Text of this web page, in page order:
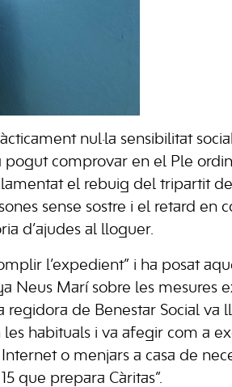
nul·la sensibilitat
pogut comprovar en el Ple
el rebuig del tripartit
sense sostre i el retard en
d’ajudes al lloguer.
l’expedient” i ha posat
Neus Marí sobre les mesures
regidora de Benestar Social va
les habituals i va afegir com a
o menjars a casa de
que prepara Càritas”.